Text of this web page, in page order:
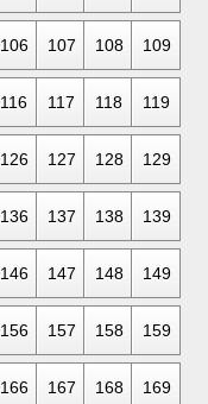
106 107 108 109
116 117 118 119
126 127 128 129
136 137 138 139
146 147 148 149
156 157 158 159
166 167 168 169